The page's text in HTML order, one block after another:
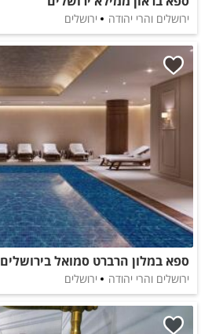
ירושלים והרי יהודה ירושלים
ספא במלון הרברט סמואל בירושלים
ירושלים והרי יהודה ירושלים